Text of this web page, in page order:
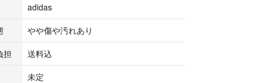
adidas
やや傷や汚れあり
担
送料込
未定